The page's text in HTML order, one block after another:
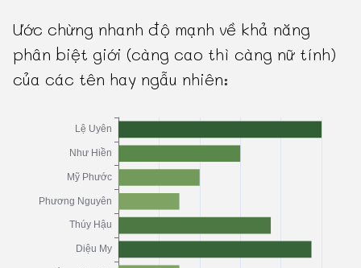
Ước chừng nhanh độ mạnh về khả năng
phân biệt giới (càng cao thì càng nữ tính)
của các tên hay ngẫu nhiên: